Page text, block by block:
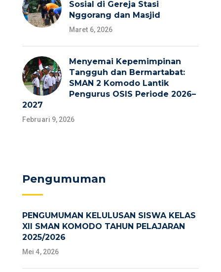
Sosial di Gereja Stasi
Nggorang dan Masjid
Maret 6, 2026
Menyemai Kepemimpinan
Tangguh dan Bermartabat:
SMAN 2 Komodo Lantik
Pengurus OSIS Periode 2026–
2027
Februari 9, 2026
Pengumuman
PENGUMUMAN KELULUSAN SISWA KELAS
XII SMAN KOMODO TAHUN PELAJARAN
2025/2026
Mei 4, 2026